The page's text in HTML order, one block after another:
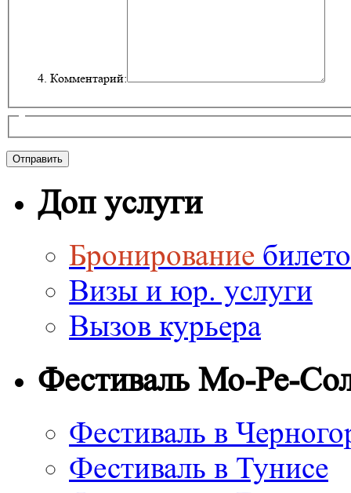
Комментарий:
Доп услуги
Бронирование
Визы и юр. услуги
Вызов курьера
Фестиваль Мо-Ре-
Фестиваль в
Фестиваль в Тунисе